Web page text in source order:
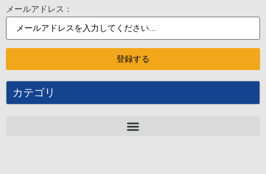
メールアドレス：
カテゴリ